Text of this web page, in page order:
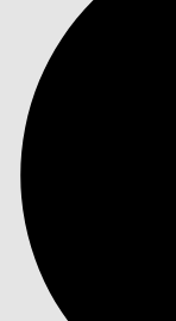
INHALT